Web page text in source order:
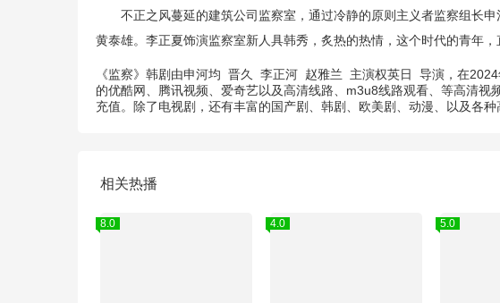
不正之风蔓延的建筑公司监察室，通过冷静的原则主义者监察组长申
黄泰雄。李正夏饰演监察室新人具韩秀，炙热的热情，这个时代的青年，
《监察》韩剧由申河均 晋久 李正河 赵雅兰 主演权英日
导演，在
的优酷网、腾讯视频、爱奇艺以及高清线路、m3u8线路观看、等高清
充值。除了电视剧，还有丰富的国产剧、韩剧、欧美剧、动漫、以及各种
相关热播
8.0 4.0 5.0